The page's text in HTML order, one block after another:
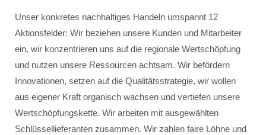
Unser konkretes nachhaltiges Handeln umspannt 12
Aktionsfelder: Wir beziehen unsere Kunden und Mitarbeiter
ein, wir konzentrieren uns auf die regionale Wertschöpfung
und nutzen unsere Ressourcen achtsam. Wir befördern
Innovationen, setzen auf die Qualitätsstrategie, wir wollen
aus eigener Kraft organisch wachsen und vertiefen unsere
Wertschöpfungskette. Wir arbeiten mit ausgewählten
Schlüssellieferanten zusammen. Wir zahlen faire Löhne und